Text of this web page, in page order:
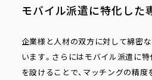
モバイル派遣に特化した
企業様と人材の双方に対して綿密
います。さらにはモバイル派遣に
を設けることで、マッチングの精